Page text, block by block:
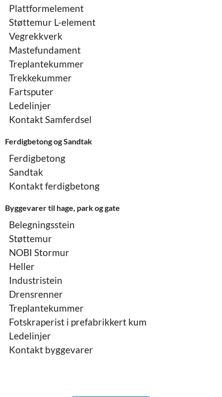
Plattformelement
Støttemur L-element
Vegrekkverk
Mastefundament
Treplantekummer
Trekkekummer
Fartsputer
Ledelinjer
Kontakt Samferdsel
Ferdigbetong og Sandtak
Ferdigbetong
Sandtak
Kontakt ferdigbetong
Byggevarer til hage, park og gate
Belegningsstein
Støttemur
NOBI Stormur
Heller
Industristein
Drensrenner
Treplantekummer
Fotskraperist i prefabrikkert kum
Ledelinjer
Kontakt byggevarer